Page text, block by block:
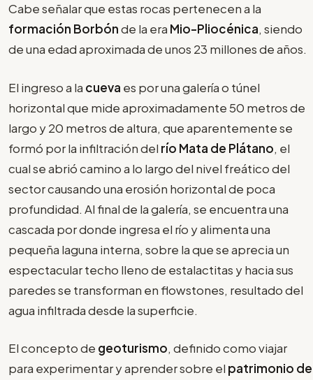
Cabe señalar que estas rocas pertenecen a la
formación Borbónde la era Mio-Pliocénica, siendo
de una edad aproximada de unos 23 millones de años.
El ingreso a la cueva es por una galería o túnel
horizontal que mide aproximadamente 50 metros de
largo y 20 metros de altura, que aparentemente se
formó por la infiltración del río Mata de Plátano, el
cual se abrió camino a lo largo del nivel freático del
sector causando una erosión horizontal de poca
profundidad. Al final de la galería, se encuentra una
cascada por donde ingresa el río y alimenta una
pequeña laguna interna, sobre la que se aprecia un
espectacular techo lleno de estalactitas y hacia sus
paredes se transforman en flowstones, resultado del
agua infiltrada desde la superficie.
El concepto de geoturismo, definido como viajar
para experimentar y aprender sobre el patrimonio de